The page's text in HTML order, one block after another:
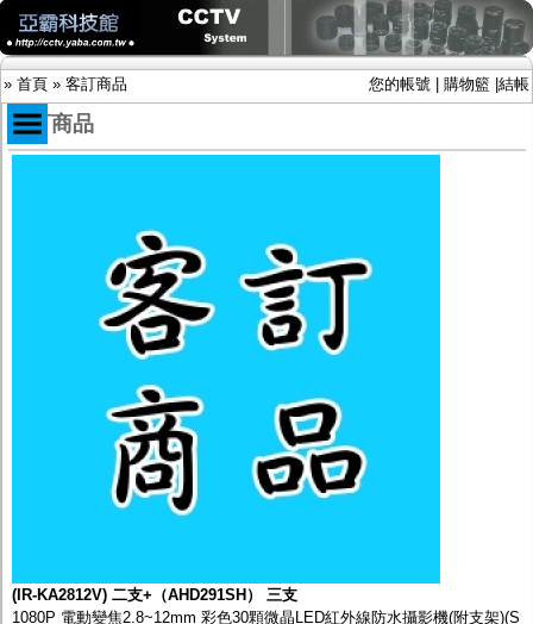
» 首頁 » 客訂商品 您的帳號 購物籃 結帳
限時促銷特惠專案
IP網路攝影機及錄放影機
AHD DVR數位錄放影機
AHD半球型(適用屋內)
AHD中小型紅外線攝影機(適用騎樓、室內外)
AHD防護罩型攝影機(適用屋外，紅外線照射
AHD特殊功能型攝影機
旋轉型攝影機.旋轉台
傳統高解析攝影機
防護罩及支架
多路攝影機單軸傳輸
視訊轉換設備
雙絞線傳輸器
客訂商品
(IR-KA2812V) 二支+（AHD291SH） 三支
1080P 電動變焦2.8~12mm 彩色30顆微晶LED紅外線防水攝影機(附支架)(S